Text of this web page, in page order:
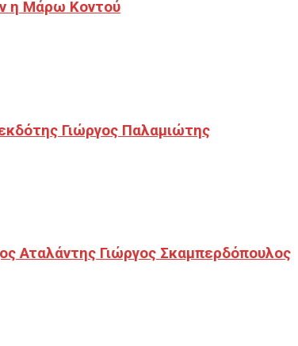
η Μάρω Κοντού
Γιώργος Παλαμιώτης
Αταλάντης Γιώργος Σκαμπερδόπουλος